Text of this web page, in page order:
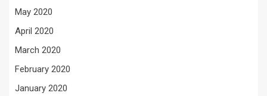
May 2020
April 2020
March 2020
February 2020
January 2020